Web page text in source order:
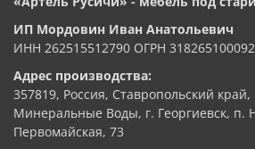
ИП Мордовин Иван Анатольевич
ИНН 262515512790 ОГРН
Адрес производства:
357819, Россия, Ставропольский край,
Минеральные Воды, г. Георгиевск, п.
Первомайская, 73